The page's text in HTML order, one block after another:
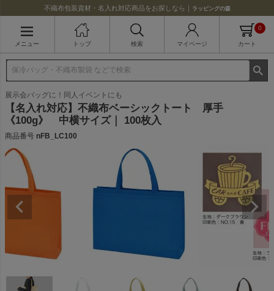
不織布包装資材・名入れ対応商品をお探しなら｜ ラッピングの森
メニュー トップ 検索 マイページ カート
0
展示会バッグに！同人イベントにも
【名入れ対応】不織布ベーシックトート 厚手
《100g》 中横サイズ｜ 100枚入
商品番号 nFB_LC100